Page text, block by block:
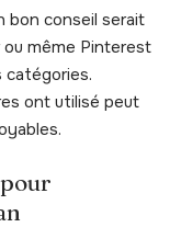
bon conseil serait
même Pinterest
catégories.
ont utilisé peut